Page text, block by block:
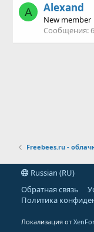
A Alexand
New member
Сообщения 6
Freebees.ru -
Russian (RU)
Обратная связь
Политика
Локализация от